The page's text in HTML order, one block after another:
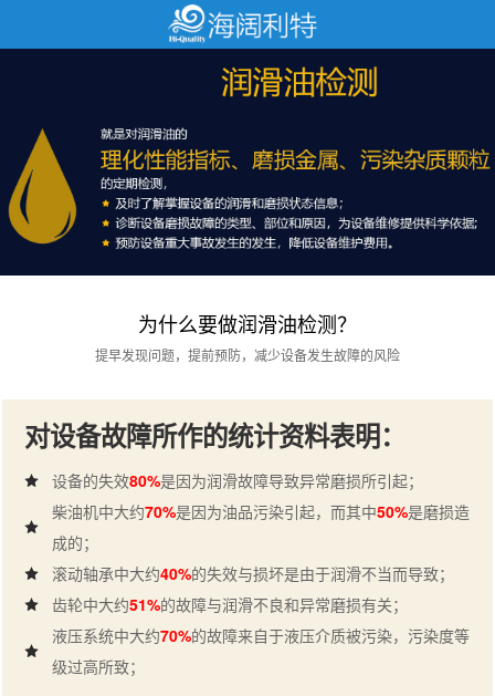
为什么要做润滑油检测？
提早发现问题，提前预防，减少设备发生故障的风险
对设备故障所作的统计资料表明：
设备的失效80%是因为润滑故障导致异常磨损所引起；
柴油机中大约70%是因为油品污染引起，而其中50%是磨损造
成的；
滚动轴承中大约40%的失效与损坏是由于润滑不当而导致；
齿轮中大约51%的故障与润滑不良和异常磨损有关；
液压系统中大约70%的故障来自于液压介质被污染，污染度等
级过高所致；